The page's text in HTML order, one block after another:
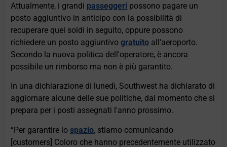
Attualmente, i grandi passeggeri possono pagare un
posto aggiuntivo in anticipo con la possibilità di
recuperare quei soldi in seguito, oppure possono
richiedere un posto aggiuntivogratuito all'aeroporto.
Secondo la nuova politica dell'operatore, è ancora
possibile un rimborso ma non è più garantito.
In una dichiarazione di lunedì, Southwest ha dichiarato di
aggiornare alcune delle sue politiche, dal momento che si
prepara per i posti assegnati l'anno prossimo.
“Per garantire lospazio, stiamo comunicando
[customers] Coloro che hanno precedentemente utilizzato